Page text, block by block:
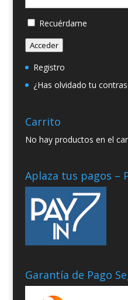
Recuérdame
Acceder
Registro
¿Has olvidado tu
Carrito
No hay productos en el
Aplaza tus pagos –
Garantía de Pago